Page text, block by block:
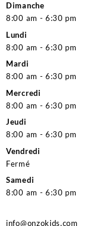
Dimanche
8:00 am - 6:30 pm
Lundi
8:00 am - 6:30 pm
Mardi
8:00 am - 6:30 pm
Mercredi
8:00 am - 6:30 pm
Jeudi
8:00 am - 6:30 pm
Vendredi
Fermé
Samedi
8:00 am - 6:30 pm
info@onzokids.com